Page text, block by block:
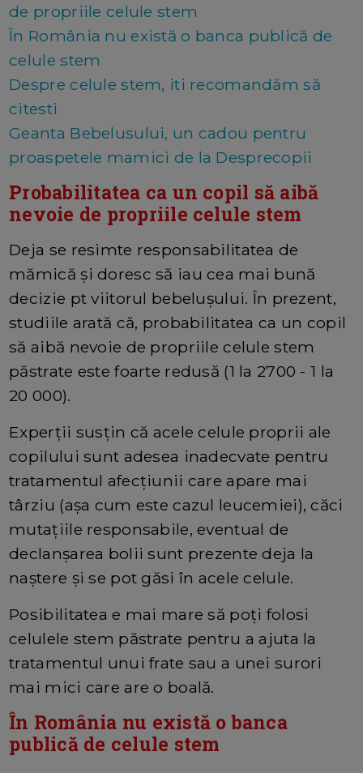
de propriile celule stem
În România nu există o banca publică de
celule stem
Despre celule stem, iti recomandăm să
citesti
Geanta Bebelusului, un cadou pentru
proaspetele mamici de la Desprecopii
Probabilitatea ca un copil să aibă
nevoie de propriile celule stem
Deja se resimte responsabilitatea de
mămică și doresc să iau cea mai bună
decizie pt viitorul bebelușului. În prezent,
studiile arată că, probabilitatea ca un copil
să aibă nevoie de propriile celule stem
păstrate este foarte redusă (1 la 2700 - 1 la
20 000).
Experții susțin că acele celule proprii ale
copilului sunt adesea inadecvate pentru
tratamentul afecțiunii care apare mai
târziu (așa cum este cazul leucemiei), căci
mutațiile responsabile, eventual de
declanșarea bolii sunt prezente deja la
naștere și se pot găsi în acele celule.
Posibilitatea e mai mare să poți folosi
celulele stem păstrate pentru a ajuta la
tratamentul unui frate sau a unei surori
mai mici care are o boală.
În România nu există o banca
publică de celule stem